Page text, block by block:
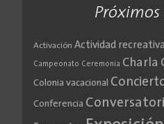
Próximos
Activación Actividad recreativa
Campeonato Ceremonia Charla
Colonia vacacional
Conferencia